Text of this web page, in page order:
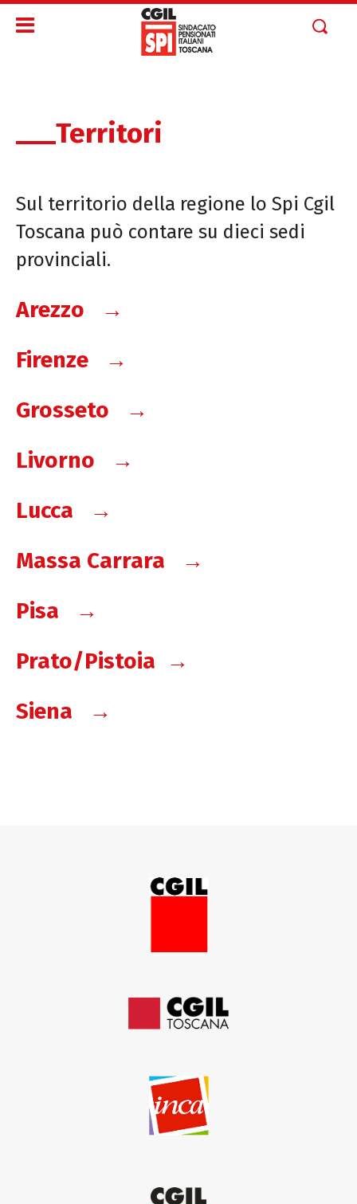
Territori
Sul territorio della regione lo Spi Cgil
Toscana può contare su dieci sedi
provinciali.
Arezzo →
Firenze
→
Grosseto
→
Livorno
→
Lucca
→
Massa Carrara
→
Pisa
→
Prato/Pistoia
→
Siena
→